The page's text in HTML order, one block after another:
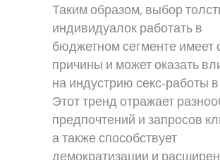
Таким образом, выбор
индивидуалок работать в
бюджетном сегменте имеет
причины и может оказать
на индустрию секс-работы
Этот тренд отражает
предпочтений и запросов
а также способствует